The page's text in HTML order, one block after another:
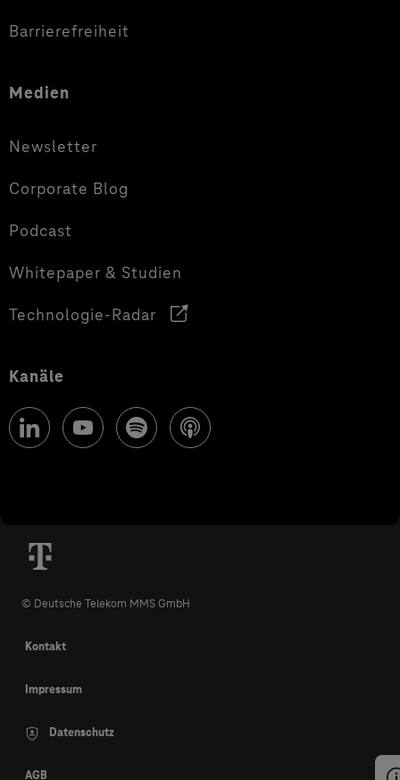
Barrierefreiheit
Medien
Newsletter
Corporate Blog
Podcast
Whitepaper & Studien
Technologie-Radar
Kanäle
© Deutsche Telekom MMS GmbH
Kontakt
Impressum
Datenschutz
AGB